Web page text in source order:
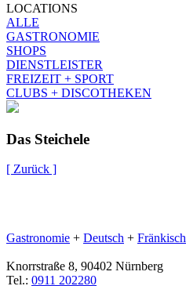
LOCATIONS
ALLE
GASTRONOMIE
SHOPS
DIENSTLEISTER
FREIZEIT + SPORT
CLUBS + DISCOTHEKEN
Das Steichele
[ Zurück ]
Gastronomie + Deutsch + Fränkisch
Knorrstraße 8, 90402 Nürnberg
Tel.: 0911 202280